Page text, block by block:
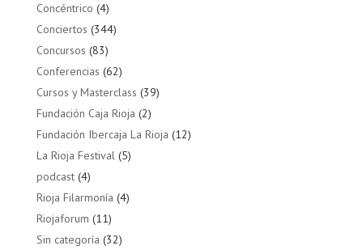
Concéntrico (4)
Conciertos (344)
Concursos (83)
Conferencias (62)
Cursos y Masterclass (39)
Fundación Caja Rioja (2)
Fundación Ibercaja La Rioja (12)
La Rioja Festival(5)
podcast(4)
Rioja Filarmonía (4)
Riojaforum (11)
Sin categoría (32)